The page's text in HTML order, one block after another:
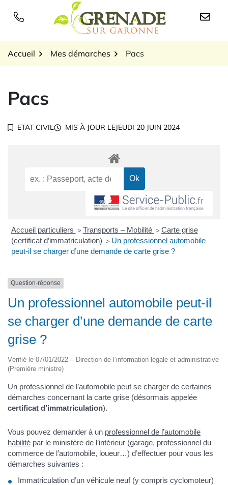
Logo Grenade sur
Accueil Mes démarches Pacs
Pacs
ETAT CIVIL MIS À JOUR LEJEUDI 20 JUIN 2024
Accueil particuliers > Transports – Mobilité > Carte grise
(certificat d’immatriculation) > Un professionnel automobile
peut-il se charger d’une demande de carte grise ?
Question-réponse
Un professionnel automobile peut-il
se charger d’une demande de carte
grise ?
Vérifié le 07/01/2022 – Direction de l’information légale et administrative
(Première ministre)
Un professionnel de l’automobile peut se charger de certaines
démarches concernant la carte grise (désormais appelée
certificat d’immatriculation).
Vous pouvez demander à un professionnel de l’automobile
habilité par le ministère de l’intérieur (garage, professionnel du
commerce de l’automobile, loueur…) d’effectuer pour vous les
démarches suivantes :
Immatriculation d’un véhicule neuf (y compris cyclomoteur)